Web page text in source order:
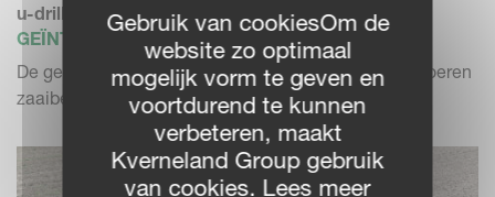
u-drill 6001
GEÏNTEGREERDE ZAAICOMBINATIE
De getrokken universele zaaimachinecombinaties voeren
zaaibedbereiding...
Gebruik van cookiesOm de
website zo optimaal
mogelijk vorm te geven en
voortdurend te kunnen
verbeteren, maakt
Kverneland Group gebruik
van cookies. Lees meer